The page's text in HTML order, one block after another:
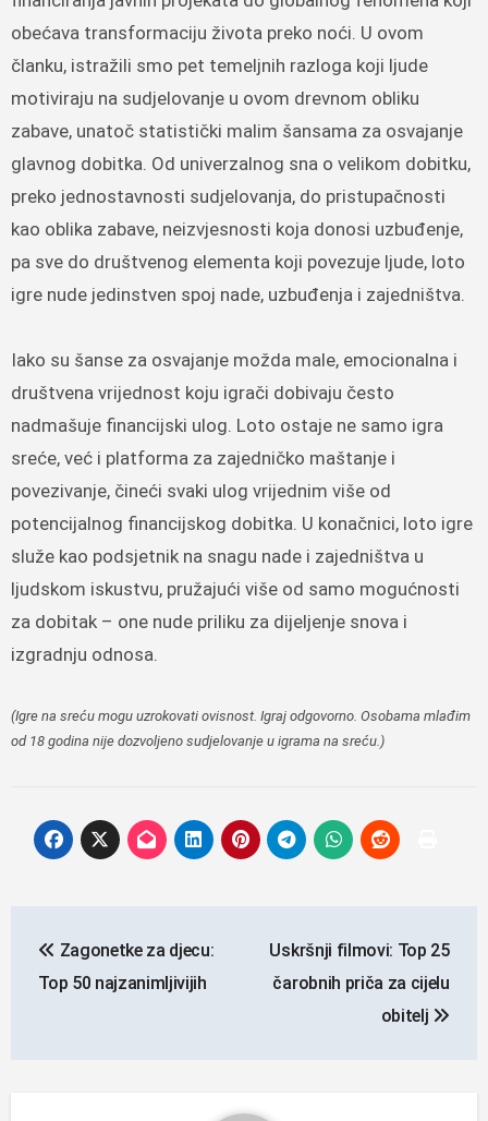
obećava transformaciju života preko noći. U ovom
članku, istražili smo pet temeljnih razloga koji ljude
motiviraju na sudjelovanje u ovom drevnom obliku
zabave, unatoč statistički malim šansama za osvajanje
glavnog dobitka. Od univerzalnog sna o velikom dobitku,
preko jednostavnosti sudjelovanja, do pristupačnosti
kao oblika zabave, neizvjesnosti koja donosi uzbuđenje,
pa sve do društvenog elementa koji povezuje ljude, loto
igre nude jedinstven spoj nade, uzbuđenja i zajedništva.
Iako su šanse za osvajanje možda male, emocionalna i
društvena vrijednost koju igrači dobivaju često
nadmašuje financijski ulog. Loto ostaje ne samo igra
sreće, već i platforma za zajedničko maštanje i
povezivanje, čineći svaki ulog vrijednim više od
potencijalnog financijskog dobitka. U konačnici, loto igre
služe kao podsjetnik na snagu nade i zajedništva u
ljudskom iskustvu, pružajući više od samo mogućnosti
za dobitak – one nude priliku za dijeljenje snova i
izgradnju odnosa.
(Igre na sreću mogu uzrokovati ovisnost. Igraj odgovorno. Osobama mlađim
od 18 godina nije dozvoljeno sudjelovanje u igrama na sreću.)
objava
Zagonetke za djecu:
Top 50 najzanimljivijih
Uskršnji filmovi: Top 25
čarobnih priča za cijelu
obitelj